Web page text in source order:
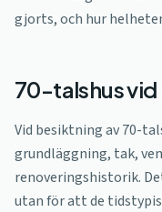
gjorts, och hur
70-talshus
Vid besiktning av 70-
grundläggning, tak,
renoveringshistorik.
utan för att de